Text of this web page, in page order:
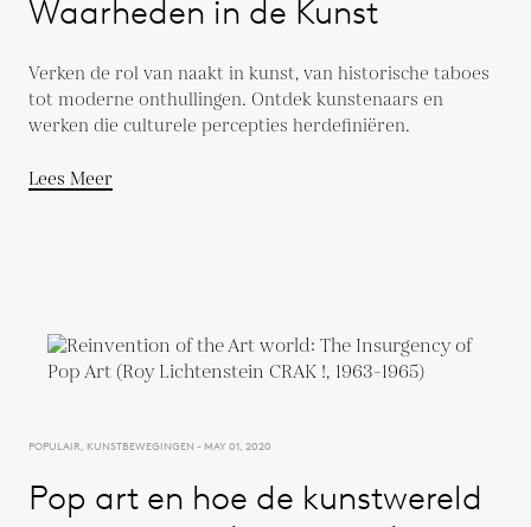
Waarheden in de Kunst
Verken de rol van naakt in kunst, van historische taboes
tot moderne onthullingen. Ontdek kunstenaars en
werken die culturele percepties herdefiniëren.
Lees Meer
POPULAIR, KUNSTBEWEGINGEN - MAY 01, 2020
Pop art en hoe de kunstwereld